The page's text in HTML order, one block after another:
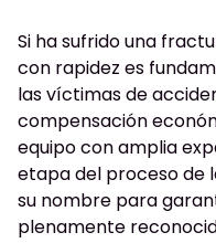
Si ha sufrido una
con rapidez es
las víctimas de
compensación
equipo con amplia
etapa del proceso de
su nombre para
plenamente